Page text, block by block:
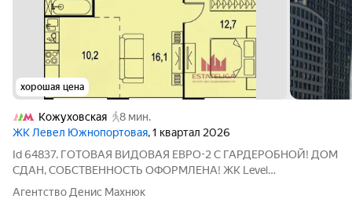
хорошая цена
Кожуховская
8 мин.
ЖК Левел Южнопортовая, 1 квартал 2026
Id 64837. ГОТОВАЯ ВИДОВАЯ ЕВРО-2 С ГАРДЕРОБНОЙ! ДОМ
СДАН, СОБСТВЕННОСТЬ ОФОРМЛЕНА! ЖК Level
Южнопортовая Корпус 5 14 этаж из 18 Ключи на руках,
оперативный показ! ВСЁ О ПЛАНИРОВКЕ И ЦИФРАХ:
Агентство Денис Махнюк